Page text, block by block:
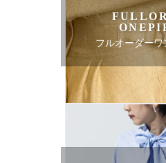
フルオーダー